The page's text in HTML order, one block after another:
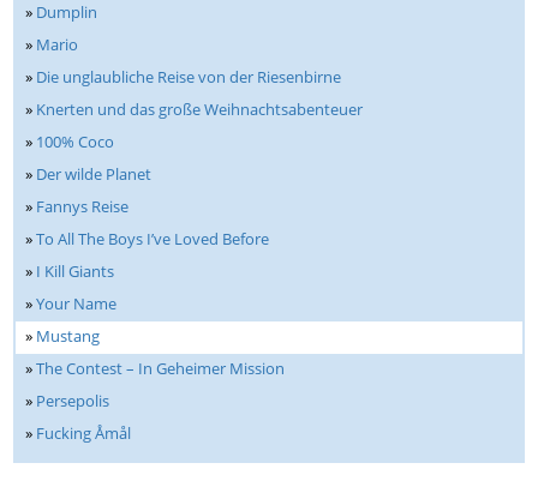
» Dumplin
» Mario
» Die unglaubliche Reise von der Riesenbirne
» Knerten und das große Weihnachtsabenteuer
» 100% Coco
» Der wilde Planet
» Fannys Reise
»To All The Boys I’ve Loved Before
» I Kill Giants
»Your Name
» Mustang
»The Contest – In Geheimer Mission
» Persepolis
» Fucking Åmål